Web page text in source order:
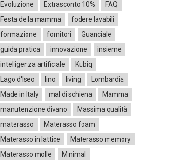
Evoluzione
Extrasconto 10%
FAQ
Festa della mamma
fodere lavabili
formazione
fornitori
Guanciale
guida pratica
innovazione
insieme
intelligenza artificiale
Kubiq
Lago d'Iseo
lino living
Lombardia
Made in Italy
mal di schiena
Mamma
manutenzione divano
Massima qualità
materasso
Materasso foam
Materasso in lattice
Materasso memory
Materasso molle
Minimal